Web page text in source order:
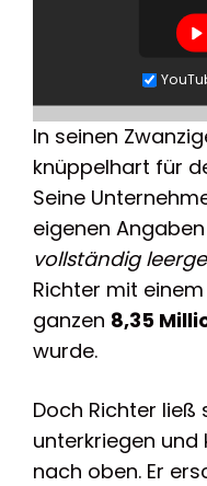
In seinen
knüppelhart für
Seine
eigenen
vollständig
Richter mit
ganzen 8,35
wurde.
Doch Richter
unterkriegen
nach oben. Er